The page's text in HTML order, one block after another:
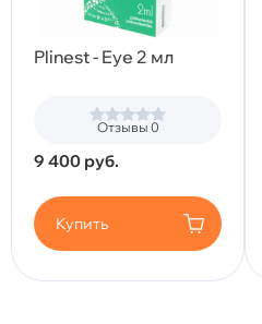
Plinest - Eye 2 мл
Отзывы 0
9 400 руб.
Купить